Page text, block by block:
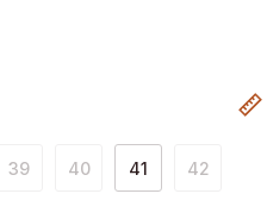
39 40 41 42